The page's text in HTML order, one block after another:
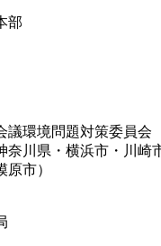
部
議環境問題対策委員会
奈川県・横浜市・川崎
市）